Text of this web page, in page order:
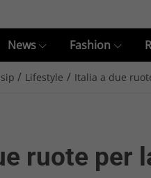
News Fashion
/ Lifestyle / Italia a due
ruote per